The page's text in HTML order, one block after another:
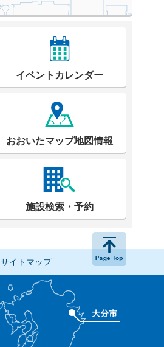
イベントカレンダー
おおいたマップ地図情報
施設検索・予約
サイトマップ